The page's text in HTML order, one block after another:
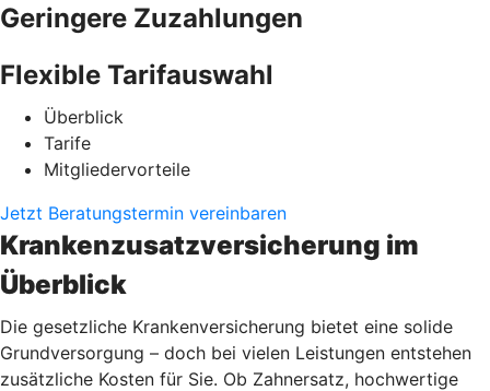
Geringere Zuzahlungen
Flexible Tarifauswahl
Überblick
Tarife
Mitgliedervorteile
Jetzt Beratungstermin vereinbaren
Krankenzusatzversicherung im
Überblick
Die gesetzliche Krankenversicherung bietet eine solide
Grundversorgung – doch bei vielen Leistungen entstehen
zusätzliche Kosten für Sie. Ob Zahnersatz, hochwertige